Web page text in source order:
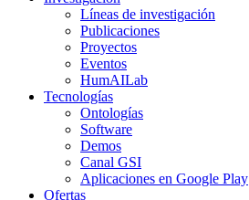
Líneas de investigación
Publicaciones
Proyectos
Eventos
HumAILab
Tecnologías
Ontologías
Software
Demos
Canal GSI
Aplicaciones en Google Play
Ofertas